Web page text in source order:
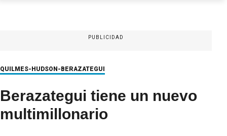
PUBLICIDAD
QUILMES-HUDSON-BERAZATEGUI
Berazategui tiene un nuevo
multimillonario